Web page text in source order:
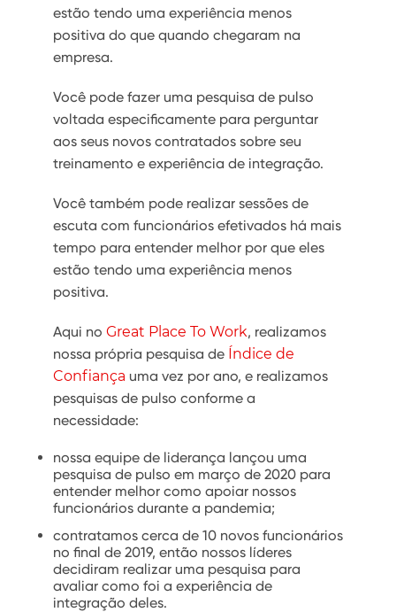
estão tendo uma experiência menos
positiva do que quando chegaram na
empresa.
Você pode fazer uma pesquisa de pulso
voltada especificamente para perguntar
aos seus novos contratados sobre seu
treinamento e experiência de integração.
Você também pode realizar sessões de
escuta com funcionários efetivados há mais
tempo para entender melhor por que eles
estão tendo uma experiência menos
positiva.
Aqui no Great Place To Work, realizamos
nossa própria pesquisa de Índice de
Confiança uma vez por ano, e realizamos
pesquisas de pulso conforme a
necessidade:
nossa equipe de liderança lançou uma
pesquisa de pulso em março de 2020 para
entender melhor como apoiar nossos
funcionários durante a pandemia;
contratamos cerca de 10 novos funcionários
no final de 2019, então nossos líderes
decidiram realizar uma pesquisa para
avaliar como foi a experiência de
integração deles.